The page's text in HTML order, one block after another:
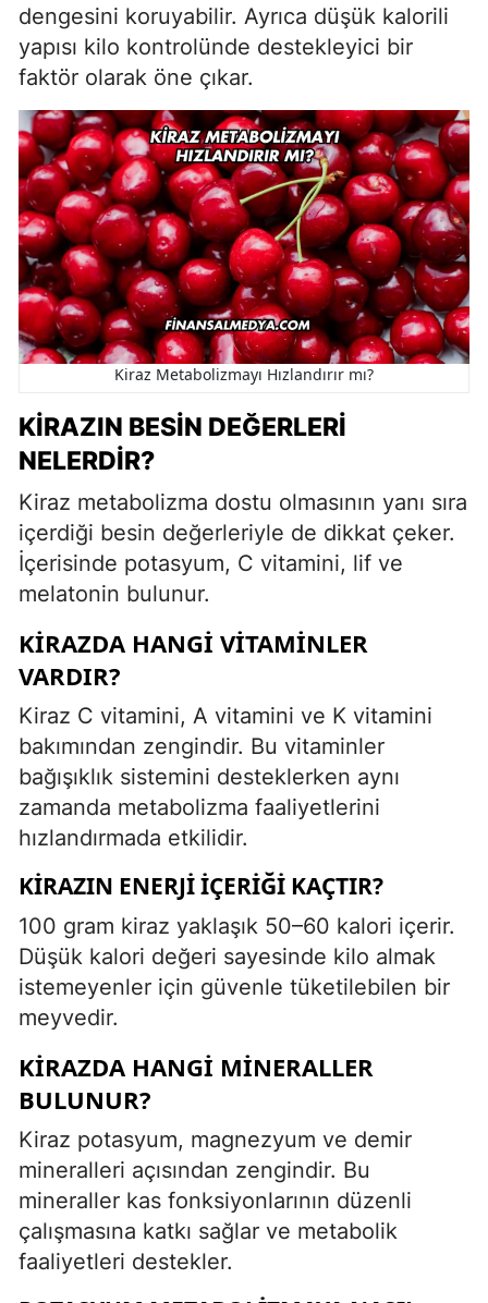
dengesini koruyabilir. Ayrıca düşük kalorili
yapısı kilo kontrolünde destekleyici bir
faktör olarak öne çıkar.
Kiraz Metabolizmayı Hızlandırır mı?
KIRAZIN BESIN DEĞERLERI
NELERDIR?
Kiraz metabolizma dostu olmasının yanı sıra
içerdiği besin değerleriyle de dikkat çeker.
İçerisinde potasyum, C vitamini, lif ve
melatonin bulunur.
KIRAZDA HANGI VITAMINLER
VARDIR?
Kiraz C vitamini, A vitamini ve K vitamini
bakımından zengindir. Bu vitaminler
bağışıklık sistemini desteklerken aynı
zamanda metabolizma faaliyetlerini
hızlandırmada etkilidir.
KIRAZIN ENERJI İÇERIĞI KAÇTIR?
100 gram kiraz yaklaşık 50–60 kalori içerir.
Düşük kalori değeri sayesinde kilo almak
istemeyenler için güvenle tüketilebilen bir
meyvedir.
KIRAZDA HANGI MINERALLER
BULUNUR?
Kiraz potasyum, magnezyum ve demir
mineralleri açısından zengindir. Bu
mineraller kas fonksiyonlarının düzenli
çalışmasına katkı sağlar ve metabolik
faaliyetleri destekler.